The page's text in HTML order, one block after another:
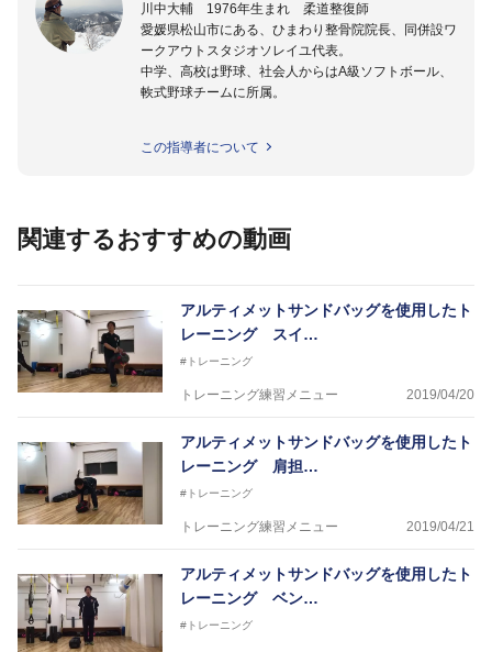
川中大輔 1976年生まれ 柔道整復師
愛媛県松山市にある、ひまわり整骨院院長、同併設ワ
ークアウトスタジオソレイユ代表。
中学、高校は野球、社会人からはA級ソフトボール、
軟式野球チームに所属。
ルローラートレーナー。
松山東高校野球部
愛媛ウエストソフトボール部（西日本リーグ）
愛媛県ソフトボール成年男子
【トレーナー歴】
西条高校野球部
聖カタリナ高校新体操部
松山東雲高校バレーボール部
2017年安楽智大選手（楽天）佐藤世那選手（オリッ
クス）自主トレ
この指導者について
関連するおすすめの動画
アルティメットサンドバッグを使用したト
レーニング スイ…
#トレーニング
トレーニング練習メニュー 2019/04/20
アルティメットサンドバッグを使用したト
レーニング 肩担…
#トレーニング
トレーニング練習メニュー 2019/04/21
アルティメットサンドバッグを使用したト
レーニング ベン…
#トレーニング